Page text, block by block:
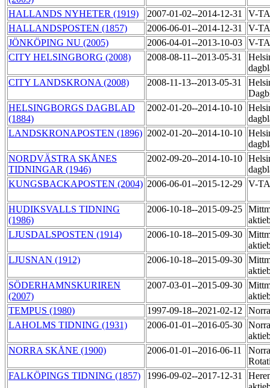
HALLANDS NYHETER (1919) 2007-01-02--2014-12-31
V-
HALLANDSPOSTEN (1857)
2006-06-01--2014-12-31
V-
JÖNKÖPING NU (2005)
2006-04-01--2013-10-03 V-
CITY HELSINGBORG (2008)
2008-08-11--2013-05-31
CITY LANDSKRONA (2008)
2008-11-13--2013-05-31
HELSINGBORGS DAGBLAD
(1884)
2002-01-20--2014-10-10
LANDSKRONAPOSTEN (1896) 2002-01-20--2014-10-10
NORDVÄSTRA SKÅNES
TIDNINGAR (1946)
2002-09-20--2014-10-10
KUNGSBACKAPOSTEN (2004) 2006-06-01--2015-12-29 V-
HUDIKSVALLS TIDNING
(1986)
2006-10-18--2015-09-25
LJUSDALSPOSTEN (1914)
2006-10-18--2015-09-30
LJUSNAN (1912)
2006-10-18--2015-09-30
SÖDERHAMNSKURIREN
(2007)
2007-03-01--2015-09-30
TEMPUS (1980)
1997-09-18--2021-02-12
LAHOLMS TIDNING (1931)
2006-01-01--2016-05-30
NORRA SKÅNE (1900)
2006-01-01--2016-06-11
FALKÖPINGS TIDNING (1857)
1996-09-02--2017-12-31